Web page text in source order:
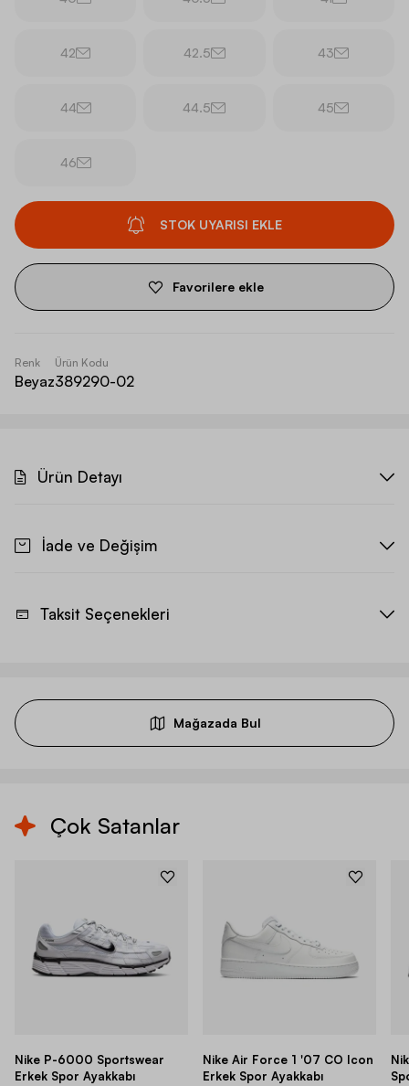
42 42.5 43
44 44.5 45
46
STOK UYARISI EKLE
Favorilere ekle
Renk
Beyaz
Ürün Kodu
389290-02
Ürün Detayı
İade ve Değişim
Taksit Seçenekleri
Mağazada Bul
Çok Satanlar
Nike P-6000 Sportswear
Erkek Spor Ayakkabı
Nike Air Force 1 '07 CO Icon
Erkek Spor Ayakkabı